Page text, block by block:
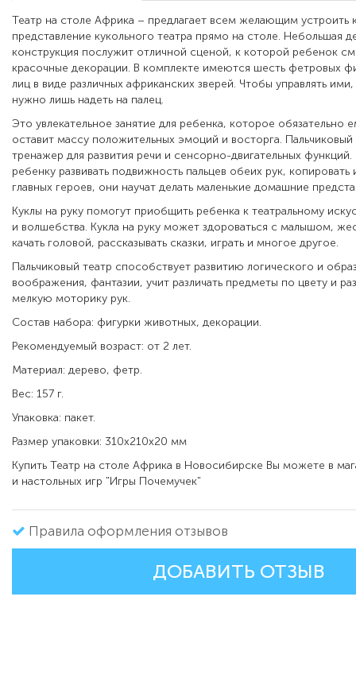
Театр на столе Африка – предлагает всем желающим устроить
представление кукольного театра прямо на столе. Небольшая
конструкция послужит отличной сценой, к которой ребенок
красочные декорации. В комплекте имеются шесть фетровых
лиц в виде различных африканских зверей. Чтобы управлять ими,
нужно лишь надеть на палец.
Это увлекательное занятие для ребенка, которое обязательно
оставит массу положительных эмоций и восторга.
тренажер для развития речи и сенсорно-двигательных
ребенку развивать подвижность пальцев обеих рук, копировать
главных героев, они научат делать маленькие домашние
Куклы на руку помогут приобщить ребенка к театральному
и волшебства. Кукла на руку может здороваться с малышом,
качать головой, рассказывать сказки, играть и многое другое.
Пальчиковый театр способствует развитию логического и
воображения, фантазии, учит различать предметы по цвету и
мелкую моторику рук.
Состав набора: фигурки животных, декорации.
Рекомендуемый возраст: от 2 лет.
Материал: дерево, фетр.
Вес: 157 г.
Упаковка: пакет.
Размер упаковки: 310х210х20 мм
Купить Театр на столе Африка в Новосибирске Вы можете в
и настольных игр "Игры Почемучек"
Правила оформления отзывов
ДОБАВИТЬ ОТЗЫВ